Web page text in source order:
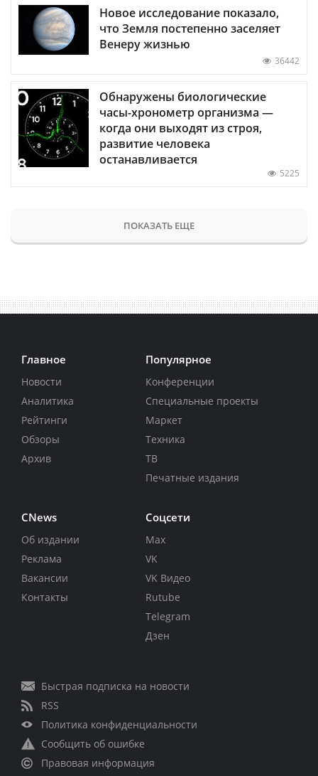
Новое исследование показало,
что Земля постепенно заселяет
Венеру жизнью
36442
Обнаружены биологические
часы-хронометр организма —
когда они выходят из строя,
развитие человека
останавливается
5225
ПОКАЗАТЬ ЕЩЕ
Главное
Новости
Аналитика
Рейтинги
Обзоры
Архив
Популярное
Конференции
Специальные проекты
Маркет
Техника
ТВ
Печатные издания
CNews
Об издании
Реклама
Вакансии
Контакты
Соцсети
Max
VK
VK Видео
Rutube
Telegram
Дзен
Быстрая подписка на новости
RSS
Политика конфиденциальности
Сообщить об ошибке
Правовая информация